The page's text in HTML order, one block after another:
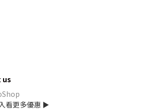
us
看更多優惠 ►